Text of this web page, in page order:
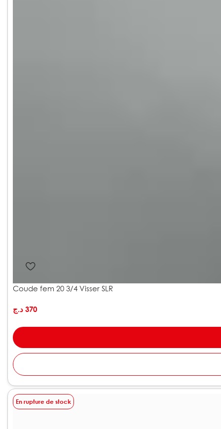
Coude fem 20 3/4 Visser SLR
370 د.ج
En rupture de stock